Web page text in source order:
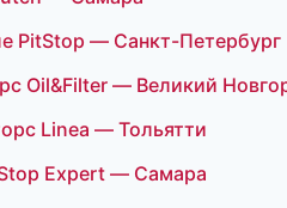
PitStop — Санкт-Петербург
Oil&Filter — Великий
Linea — Тольятти
Expert — Самара